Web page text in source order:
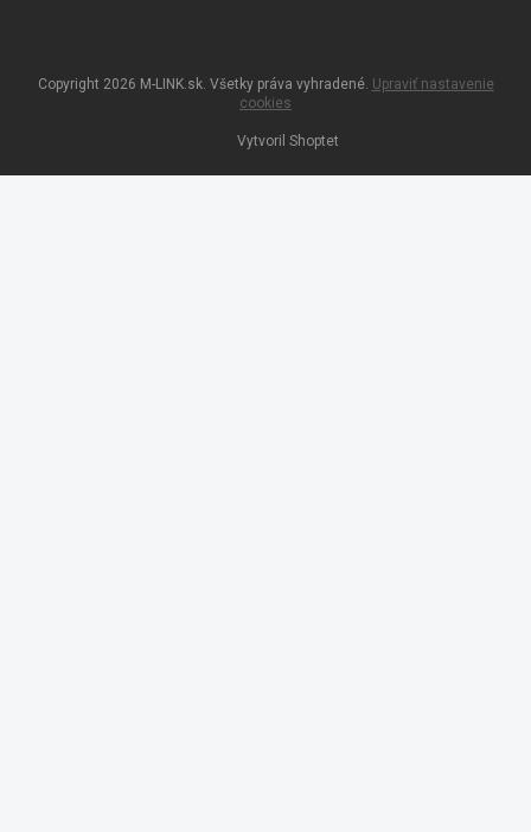
Vytvoril Shoptet
Copyright 2026 M-LINK.sk. Všetky práva vyhradené. Upraviť nastavenie
cookies